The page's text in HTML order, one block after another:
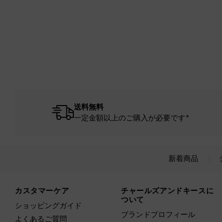
送料無料
一定金額以上のご購入が必要です*
新着商品
カスタマーケア
ショッピングガイド
よくあるご質問
チャールズアンドキースに
ついて
ブランドプロフィール